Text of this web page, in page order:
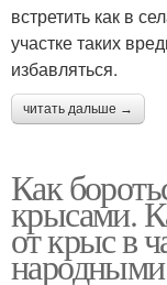
встретить как в
участке таких
избавляться.
читать дальше →
Как
крысами.
от крыс в
народными